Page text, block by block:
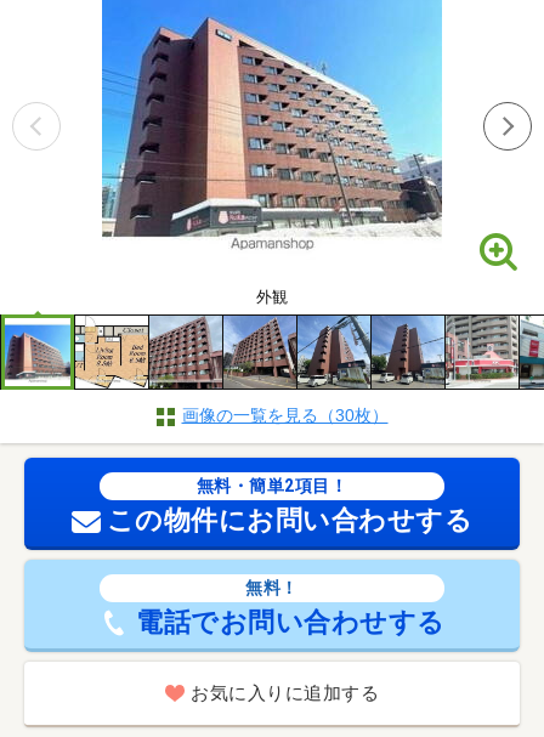
外観
画像の一覧を見る（30枚）
無料・簡単2項目！
この物件にお問い合わせする
無料！
電話でお問い合わせする
お気に入りに追加する